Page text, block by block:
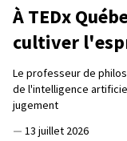
À TEDx
cultiver
Le professeur de
de l'intelligence
jugement
— 13 juillet 2026